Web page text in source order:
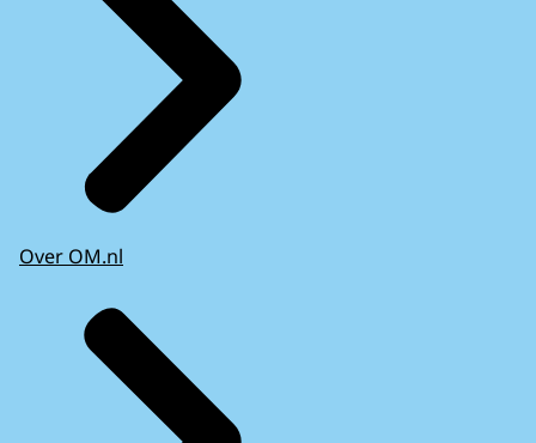
Maar ik heb eindelijk het idee
dat ik...
Heel mooi, meneer.
Kunt u me uw TAN-code geven?
Ja. Dat is 77S34B1.
Geweldig.
Ik moet nu andere klanten helpen.
-Reuze bedankt. Het is...
Hallo?
Bent u er nog?
Over OM.nl